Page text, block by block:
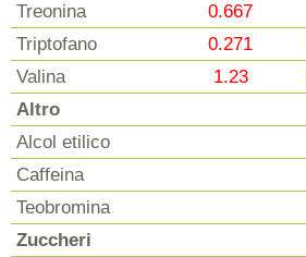
Treonina
0.667
Triptofano
0.271
Valina
1.23
Altro
Alcol etilico
Caffeina
Teobromina
Zuccheri